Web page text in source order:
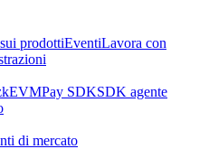
prodottiEventiLavora con
Pay SDKSDK agente
di mercato